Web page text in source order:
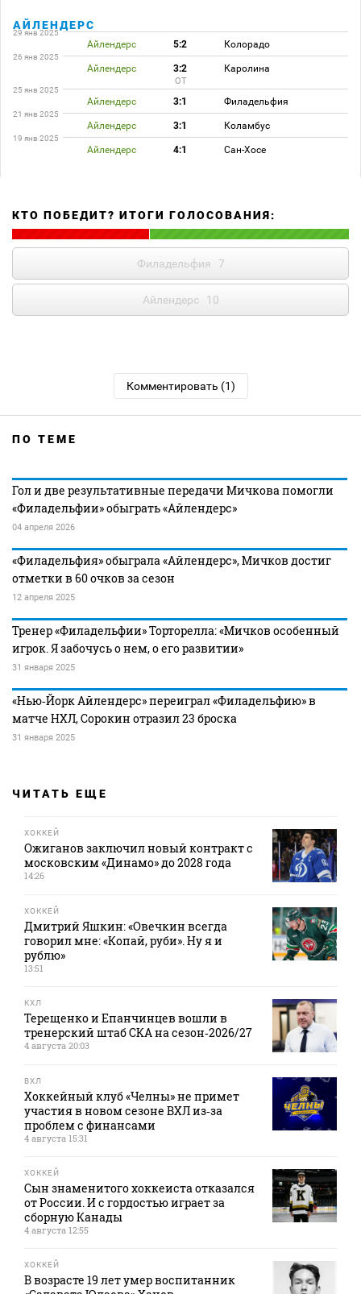
АЙЛЕНДЕРС
29 янв 2025
Айлендерс 5:2 Колорадо
26 янв 2025
Айлендерс 3:2 Каролина
ОТ
25 янв 2025
Айлендерс 3:1 Филадельфия
21 янв 2025
Айлендерс 3:1 Коламбус
19 янв 2025
Айлендерс 4:1 Сан-Хосе
КТО ПОБЕДИТ? ИТОГИ ГОЛОСОВАНИЯ:
Филадельфия 7
Айлендерс 10
Комментировать (1)
ПО ТЕМЕ
Гол и две результативные передачи Мичкова помогли
«Филадельфии» обыграть «Айлендерс»
04 апреля 2026
«Филадельфия» обыграла «Айлендерс», Мичков достиг
отметки в 60 очков за сезон
12 апреля 2025
Тренер «Филадельфии» Торторелла: «Мичков особенный
игрок. Я забочусь о нем, о его развитии»
31 января 2025
«Нью‑Йорк Айлендерс» переиграл «Филадельфию» в
матче НХЛ, Сорокин отразил 23 броска
31 января 2025
ЧИТАТЬ ЕЩЕ
ХОККЕЙ
Ожиганов заключил новый контракт с
московским «Динамо» до 2028 года
14:26
ХОККЕЙ
Дмитрий Яшкин: «Овечкин всегда
говорил мне: «Копай, руби». Ну я и
рублю»
13:51
КХЛ
Терещенко и Епанчинцев вошли в
тренерский штаб СКА на сезон‑2026/27
4 августа 20:03
ВХЛ
Хоккейный клуб «Челны» не примет
участия в новом сезоне ВХЛ из‑за
проблем с финансами
4 августа 15:31
ХОККЕЙ
Сын знаменитого хоккеиста отказался
от России. И с гордостью играет за
сборную Канады
4 августа 12:55
ХОККЕЙ
В возрасте 19 лет умер воспитанник